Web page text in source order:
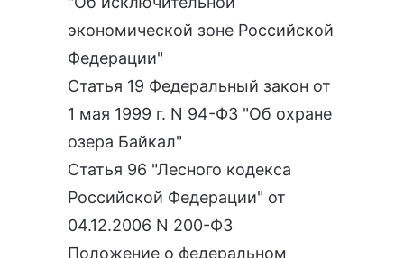
экономической зоне Российской
Федерации"
Статья 19 Федеральный закон от
1 мая 1999 г. N 94-ФЗ "Об охране
озера Байкал"
Статья 96 "Лесного кодекса
Российской Федерации" от
04.12.2006 N 200-ФЗ
Положение о федеральном